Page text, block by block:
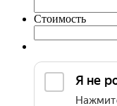
Стоимость